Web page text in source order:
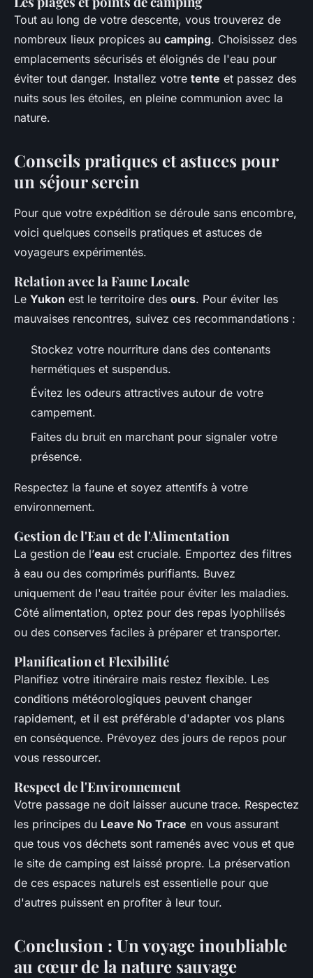
Tout au long de votre descente, vous trouverez de
nombreux lieux propices au camping. Choisissez des
emplacements sécurisés et éloignés de l'eau pour
éviter tout danger. Installez votre tente et passez des
nuits sous les étoiles, en pleine communion avec la
nature.
Conseils pratiques et astuces pour
un séjour serein
Pour que votre expédition se déroule sans encombre,
voici quelques conseils pratiques et astuces de
voyageurs expérimentés.
Relation avec la Faune Locale
Le Yukon est le territoire des ours. Pour éviter les
mauvaises rencontres, suivez ces recommandations :
Stockez votre nourriture dans des contenants
hermétiques et suspendus.
Évitez les odeurs attractives autour de votre
campement.
Faites du bruit en marchant pour signaler votre
présence.
Respectez la faune et soyez attentifs à votre
environnement.
Gestion de l'Eau et de l'Alimentation
La gestion de l’eau est cruciale. Emportez des filtres
à eau ou des comprimés purifiants. Buvez
uniquement de l'eau traitée pour éviter les maladies.
Côté alimentation, optez pour des repas lyophilisés
ou des conserves faciles à préparer et transporter.
Planification et Flexibilité
Planifiez votre itinéraire mais restez flexible. Les
conditions météorologiques peuvent changer
rapidement, et il est préférable d'adapter vos plans
en conséquence. Prévoyez des jours de repos pour
vous ressourcer.
Respect de l'Environnement
Votre passage ne doit laisser aucune trace. Respectez
les principes du Leave No Trace en vous assurant
que tous vos déchets sont ramenés avec vous et que
le site de camping est laissé propre. La préservation
de ces espaces naturels est essentielle pour que
d'autres puissent en profiter à leur tour.
Conclusion : Un voyage inoubliable
au cœur de la nature sauvage